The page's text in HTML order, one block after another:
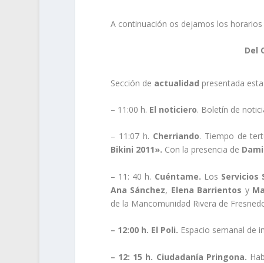
A continuación os dejamos los
Del
Sección de actualidad presentada
– 11:00 h. El noticiero. Boletín de
– 11:07 h. Cherriando. Tiempo de
Bikini 2011». Con la presencia de
– 11: 40 h. Cuéntame. Los Servicios
Ana Sánchez, Elena Barrientos y
de la Mancomunidad Rivera de
– 12:00 h. El Poli. Espacio semanal de
– 12: 15 h. Ciudadanía Pringona.